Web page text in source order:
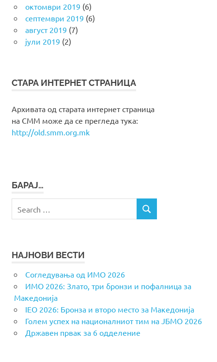
октомври 2019 (6)
септември 2019 (6)
август 2019 (7)
јули 2019 (2)
СТАРА ИНТЕРНЕТ СТРАНИЦА
Архивата од старата интернет страница
на СММ може да се прегледа тука:
http://old.smm.org.mk
БАРАЈ…
for:
SEARCH
НАЈНОВИ ВЕСТИ
Согледувања од ИМО 2026
ИМО 2026: Злато, три бронзи и пофалница за
Македонија
IEO 2026: Бронза и второ место за Македонија
Голем успех на националниот тим на ЈБМО 2026
Државен првак за 6 одделение